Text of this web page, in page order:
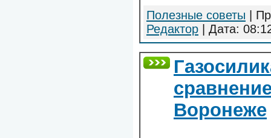
Полезные советы |
Редактор | Дата:
Воронеже